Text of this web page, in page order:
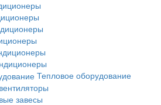
Тепловое оборудование
завесы